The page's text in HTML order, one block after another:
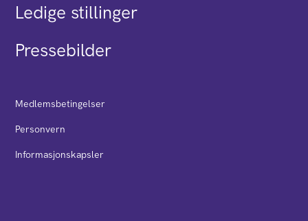
Ledige stillinger
Pressebilder
Medlemsbetingelser
Personvern
Informasjonskapsler